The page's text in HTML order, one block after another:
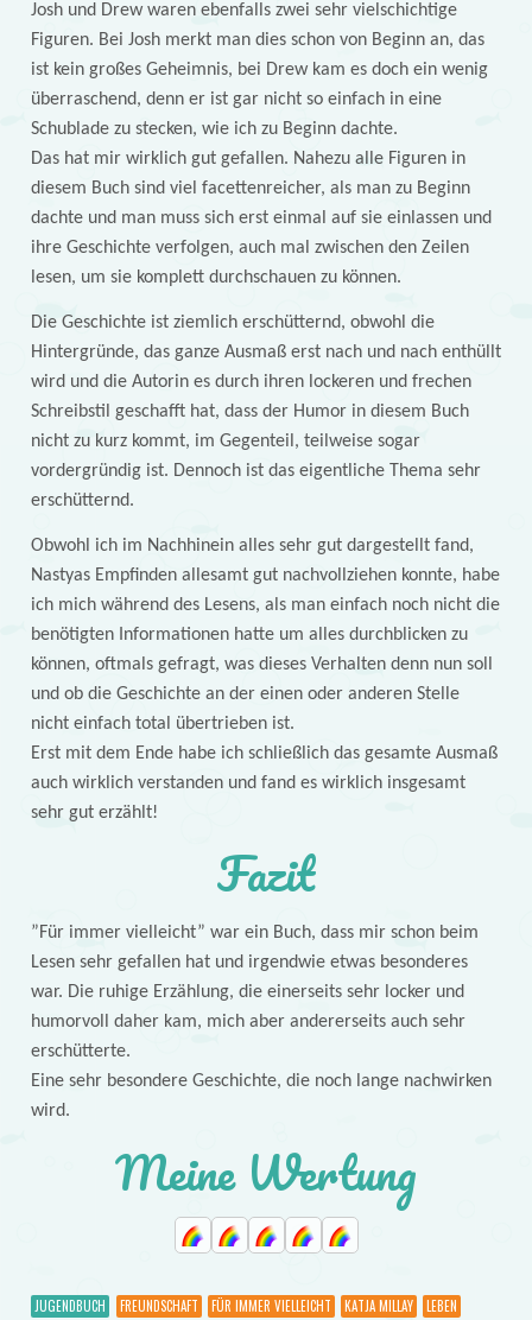
Josh und Drew waren ebenfalls zwei sehr vielschichtige
Figuren. Bei Josh merkt man dies schon von Beginn an, das
ist kein großes Geheimnis, bei Drew kam es doch ein wenig
überraschend, denn er ist gar nicht so einfach in eine
Schublade zu stecken, wie ich zu Beginn dachte.
Das hat mir wirklich gut gefallen. Nahezu alle Figuren in
diesem Buch sind viel facettenreicher, als man zu Beginn
dachte und man muss sich erst einmal auf sie einlassen und
ihre Geschichte verfolgen, auch mal zwischen den Zeilen
lesen, um sie komplett durchschauen zu können.
Die Geschichte ist ziemlich erschütternd, obwohl die
Hintergründe, das ganze Ausmaß erst nach und nach enthüllt
wird und die Autorin es durch ihren lockeren und frechen
Schreibstil geschafft hat, dass der Humor in diesem Buch
nicht zu kurz kommt, im Gegenteil, teilweise sogar
vordergründig ist. Dennoch ist das eigentliche Thema sehr
erschütternd.
Obwohl ich im Nachhinein alles sehr gut dargestellt fand,
Nastyas Empfinden allesamt gut nachvollziehen konnte, habe
ich mich während des Lesens, als man einfach noch nicht die
benötigten Informationen hatte um alles durchblicken zu
können, oftmals gefragt, was dieses Verhalten denn nun soll
und ob die Geschichte an der einen oder anderen Stelle
nicht einfach total übertrieben ist.
Erst mit dem Ende habe ich schließlich das gesamte Ausmaß
auch wirklich verstanden und fand es wirklich insgesamt
sehr gut erzählt!
Fazit
”Für immer vielleicht” war ein Buch, dass mir schon beim
Lesen sehr gefallen hat und irgendwie etwas besonderes
war. Die ruhige Erzählung, die einerseits sehr locker und
humorvoll daher kam, mich aber andererseits auch sehr
erschütterte.
Eine sehr besondere Geschichte, die noch lange nachwirken
wird.
Meine Wertung
JUGENDBUCH FREUNDSCHAFT FÜR IMMER VIELLEICHT KATJA MILLAY LEBEN